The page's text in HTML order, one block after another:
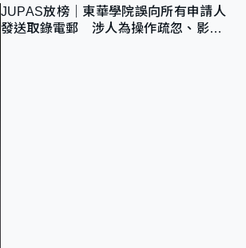
JUPAS放榜｜東華學院誤向所有申請人
發送取錄電郵 涉人為操作疏忽、影響